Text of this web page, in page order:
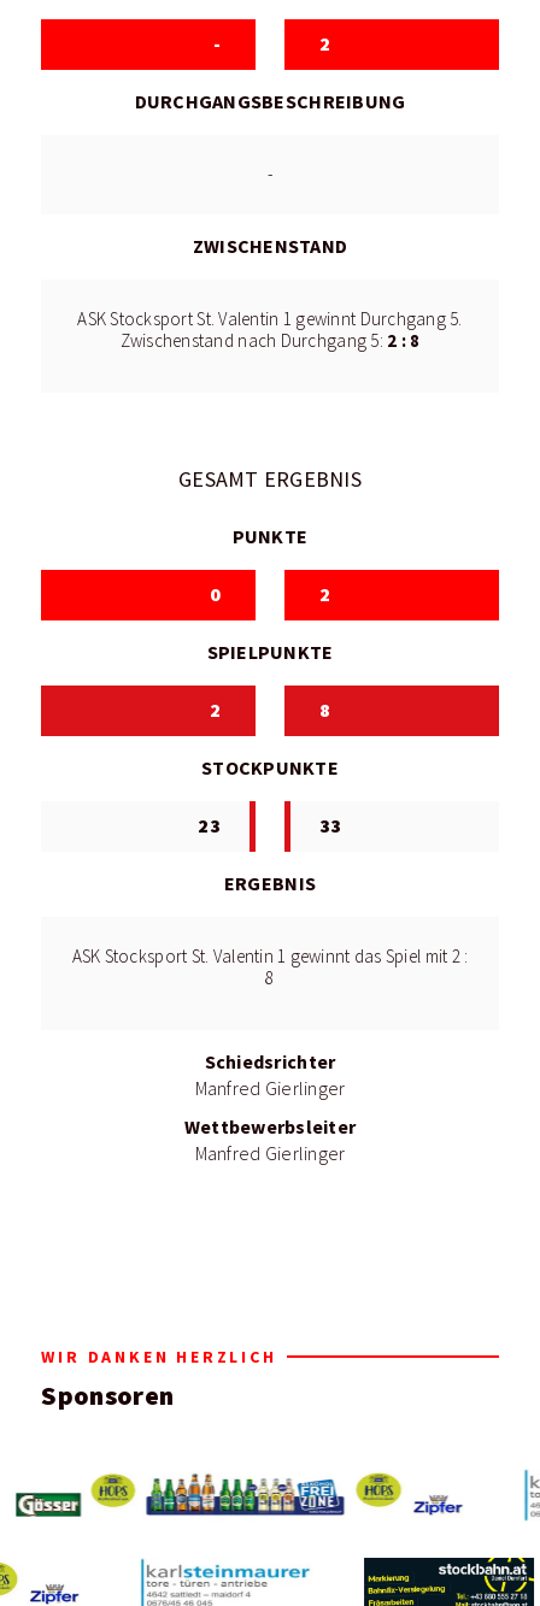
- 2
DURCHGANGSBESCHREIBUNG
-
ZWISCHENSTAND
ASK Stocksport St. Valentin 1 gewinnt Durchgang 5.
Zwischenstand nach Durchgang 5: 2 : 8
GESAMT ERGEBNIS
PUNKTE
0 2
SPIELPUNKTE
2 8
STOCKPUNKTE
23 33
ERGEBNIS
ASK Stocksport St. Valentin 1 gewinnt das Spiel mit 2 :
8
Schiedsrichter
Manfred Gierlinger
Wettbewerbsleiter
Manfred Gierlinger
WIR DANKEN HERZLICH
Sponsoren